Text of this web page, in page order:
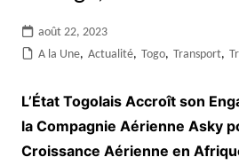
août 22, 2023
A la Une, Actualité, Togo, Transport,
L’État Togolais Accroît son
la Compagnie Aérienne Asky
Croissance Aérienne en